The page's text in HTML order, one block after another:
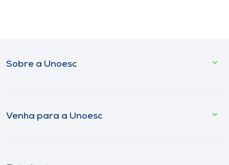
Sobre a Unoesc
Venha para a Unoesc